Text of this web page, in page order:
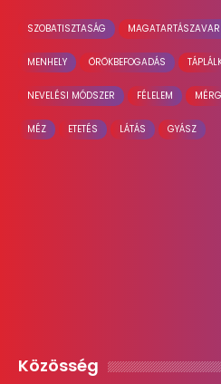
SZOBATISZTASÁG MAGATARTÁSZAVAR
MENHELY ÖRÖKBEFOGADÁS
NEVELÉSI MÓDSZER FÉLELEM
MÉZ ETETÉS LÁTÁS GYÁSZ
Közösség